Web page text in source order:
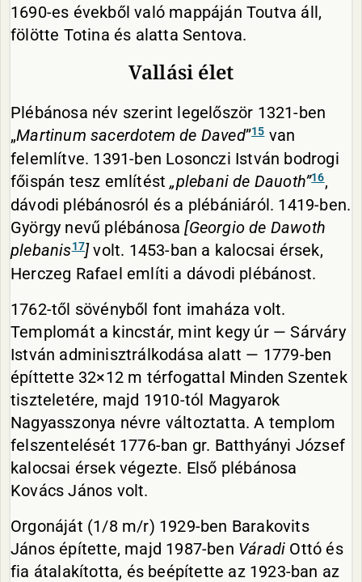
1690-es évekből való mappáján Toutva áll,
fölötte Totina és alatta Sentova.
Vallási élet
Plébánosa név szerint legelőször 1321-ben
„Martinum sacerdotem de Daved”15van
felemlítve. 1391-ben Losonczi István bodrogi
főispán tesz említést„plebani de Dauoth”16,
dávodi plébánosról és a plébániáról. 1419-ben.
György nevű plébánosa[Georgio de Dawoth
plebanis17]volt. 1453-ban a kalocsai érsek,
Herczeg Rafael említi a dávodi plébánost.
1762-től sövényből font imaháza volt.
Templomát a kincstár, mint kegy úr — Sárváry
István adminisztrálkodása alatt — 1779-ben
építtette 32×12 m térfogattal Minden Szentek
tiszteletére, majd 1910-tól Magyarok
Nagyasszonya névre változtatta. A templom
felszentelését 1776-ban gr. Batthyányi József
kalocsai érsek végezte. Első plébánosa
Kovács János volt.
Orgonáját (1/8 m/r) 1929-ben Barakovits
János építette, majd 1987-ben Váradi Ottó és
fia átalakította, és beépítette az 1923-ban az